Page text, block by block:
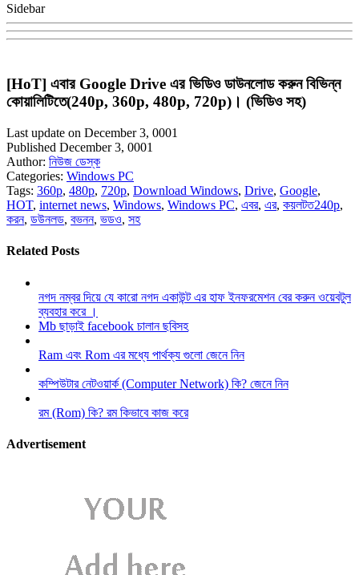
Sidebar
[HoT] এবার Google Drive এর ভিডিও ডাউনলোড করুন বিভিন্ন
কোয়ালিটিতে(240p, 360p, 480p, 720p)। (ভিডিও সহ)
Last update on December 3, 0001
Published December 3, 0001
Author: নিউজ ডেস্ক
Categories: Windows PC
Tags: 360p, 480p, 720p, Download Windows, Drive, Google,
HOT, internet news, Windows, Windows PC, এবর, এর, কয়লটত240p,
করন, ডউনলড, বভনন, ভডও, সহ
Related Posts
নগদ নম্বর দিয়ে যে কারো নগদ একাউন্ট এর হাফ ইনফরমেশন বের করুন ওয়েবটুল
ব্যবহার করে ।
Mb ছাড়াই facebook চালান ছবিসহ
Ram এবং Rom এর মধ্যে পার্থক্য গুলো জেনে নিন
কম্পিউটার নেটওয়ার্ক (Computer Network) কি? জেনে নিন
রম (Rom) কি? রম কিভাবে কাজ করে
Advertisement